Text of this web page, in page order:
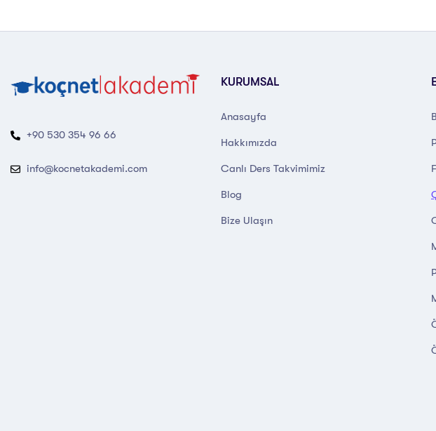
+90 530 354 96 66
info@kocnetakademi.com
KURUMSAL
Anasayfa
Hakkımızda
Canlı Ders Takvimimiz
Blog
Bize Ulaşın